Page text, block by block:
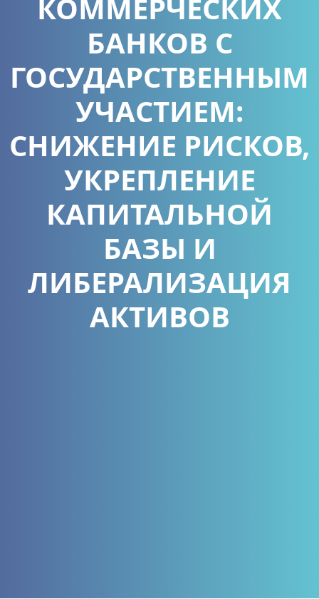
КОММЕРЧЕСКИХ
БАНКОВ С
ГОСУДАРСТВЕННЫМ
УЧАСТИЕМ:
СНИЖЕНИЕ РИСКОВ,
УКРЕПЛЕНИЕ
КАПИТАЛЬНОЙ
БАЗЫ И
ЛИБЕРАЛИЗАЦИЯ
АКТИВОВ